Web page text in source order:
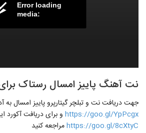
Error loading
media:
نت آهنگ پاییز امسال رستاک
جهت دریافت نت و تبلچر گیتارپرو پاییز امسال به
https://goo.gl/YpPcgx و برای دریافت آکورد
https://goo.gl/8cXtyCمراجعه کنید